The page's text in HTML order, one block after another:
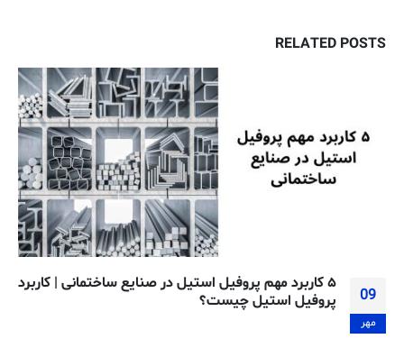
RELATED POSTS
09
مهر
۵ کاربرد مهم پروفیل استیل در صنایع ساختمانی | کاربرد
پروفیل استیل چیست؟